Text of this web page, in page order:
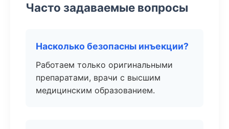
Часто задаваемые вопросы
Насколько безопасны инъекции?
Работаем только оригинальными
препаратами, врачи с высшим
медицинским образованием.